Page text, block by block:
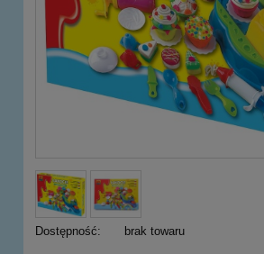
Dostępność: brak towaru